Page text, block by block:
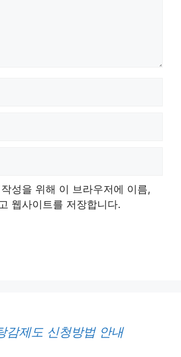
성을 위해 이 브라우저에 이름,
웹사이트를 저장합니다.
감제도 신청방법 안내